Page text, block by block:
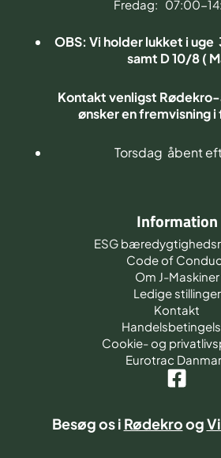
Fredag: 07:00-
OBS: Vi holder lukket i
samt D 10/8 (
Kontakt venligst
ønsker en fremvisning
Torsdag åbent
Information
ESG
Code of
Om J-Maskiner
Ledige stillinger
Kontakt
Cookie- og
Eurotrac
Besøg os i Rødekroog